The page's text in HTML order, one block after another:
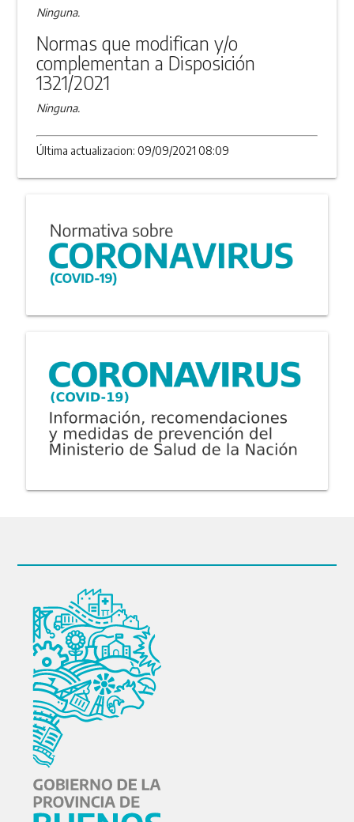
Ninguna.
Normas que modifican y/o
complementan a Disposición
1321/2021
Ninguna.
Última actualizacion: 09/09/2021 08:09